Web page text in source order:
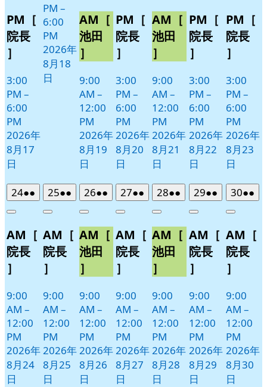
PM［
院長
］
3:00
PM –
6:00
PM
2026年
8月17
日
PM –
6:00
PM
2026年
8月18
日
AM［
池田
］
9:00
AM –
12:00
PM
2026年
8月19
日
PM［
院長
］
3:00
PM –
6:00
PM
2026年
8月20
日
AM［
池田
］
9:00
AM –
12:00
PM
2026年
8月21
日
PM［
院長
］
3:00
PM –
6:00
PM
2026年
8月22
日
PM［
院長
］
3:00
PM –
6:00
PM
2026年
8月23
日
242026
年
月
24
日
●●
件
イ
ベ
ト)
Close
AM［
院長
］
9:00
AM –
12:00
PM
2026年
8月24
日
252026
年
月
25
日
●●
件
イ
ベ
ト)
Close
AM［
院長
］
9:00
AM –
12:00
PM
2026年
8月25
日
262026
年
月
26
日
●●
件
イ
ベ
ト)
Close
AM［
池田
］
9:00
AM –
12:00
PM
2026年
8月26
日
272026
年
月
27
日
●●
件
イ
ベ
ト)
Close
AM［
院長
］
9:00
AM –
12:00
PM
2026年
8月27
日
282026
年
月
28
日
●●
件
イ
ベ
ト)
Close
AM［
池田
］
9:00
AM –
12:00
PM
2026年
8月28
日
292026
年
月
29
日
●●
件
イ
ベ
ト)
Close
AM［
院長
］
9:00
AM –
12:00
PM
2026年
8月29
日
302026
年
月
30
日
●●
件
イ
Close
AM［
院長
］
9:00
AM –
12:00
PM
2026年
8月30
日